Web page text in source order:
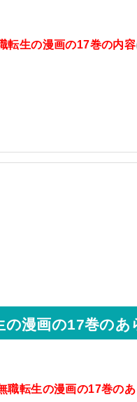
転生の漫画の17巻の内容
の漫画の17巻のあ
職転生の漫画の17巻の